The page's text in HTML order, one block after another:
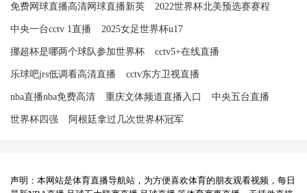
免费网球直播高清网球直播新英 2022世界杯北美预选赛赛程
中央一台cctv 1直播 2025女足世界杯u17
挪超杯是哪两个球队参加世界杯 cctv5+在线直播
乐球吧jrs低调看高清直播 cctv东方卫视直播
nba直播nba免费高清 重庆文体频道直播入口 中央五台直播
世界杯四强 阿根廷拿过几次世界杯冠军
声明：本网站是体育直播导航站，为方便喜欢体育的朋友观看视频，每日